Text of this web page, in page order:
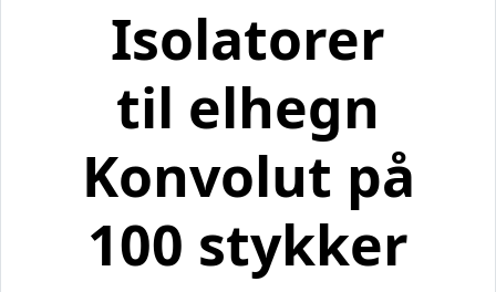
Isolatorer
til elhegn
Konvolut på
100 stykker